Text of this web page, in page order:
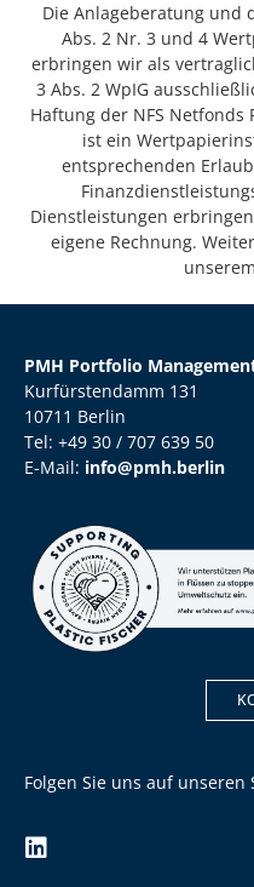
Die Anlageberatung und
Abs. 2 Nr. 3 und 4
erbringen wir als
3 Abs. 2 WpIG
Haftung der NFS Netfonds
ist ein
entsprechenden
Dienstleistungen
eigene Rechnung.
PMH Portfolio
Kurfürstendamm 131
10711 Berlin
Tel: +49 30 / 707 639 50
E-Mail: info@pmh.berlin
Folgen Sie uns auf unseren